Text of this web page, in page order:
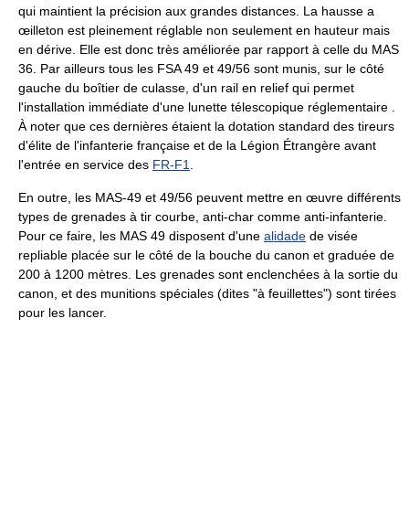
qui maintient la précision aux grandes distances. La hausse a
œilleton est pleinement réglable non seulement en hauteur mais
en dérive. Elle est donc très améliorée par rapport à celle du MAS
36. Par ailleurs tous les FSA 49 et 49/56 sont munis, sur le côté
gauche du boîtier de culasse, d'un rail en relief qui permet
l'installation immédiate d'une lunette télescopique réglementaire .
À noter que ces dernières étaient la dotation standard des tireurs
d'élite de l'infanterie française et de la Légion Étrangère avant
l'entrée en service des FR-F1
En outre, les MAS-49 et 49/56 peuvent mettre en œuvre différents
types de grenades à tir courbe, anti-char comme anti-infanterie.
Pour ce faire, les MAS 49 disposent d'une alidade de visée
repliable placée sur le côté de la bouche du canon et graduée de
200 à 1200 mètres. Les grenades sont enclenchées à la sortie du
canon, et des munitions spéciales (dites "à feuillettes") sont tirées
pour les lancer.